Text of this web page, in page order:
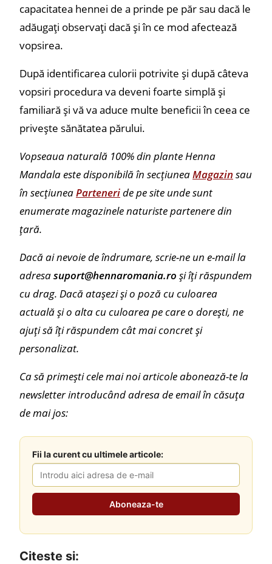
capacitatea hennei de a prinde pe păr sau dacă le
adăugați observați dacă și în ce mod afectează
vopsirea.
După identificarea culorii potrivite și după câteva
vopsiri procedura va deveni foarte simplă și
familiară și vă va aduce multe beneficii în ceea ce
privește sănătatea părului.
Vopseaua naturală 100% din plante Henna
Mandala este disponibilă în secțiuneaMagazin sau
în secțiuneaParteneride pe site unde sunt
enumerate magazinele naturiste partenere din
țară.
Dacă ai nevoie de îndrumare, scrie-ne un e-mail la
adresasuport@hennaromania.ro și îți răspundem
cu drag. Dacă atașezi și o poză cu culoarea
actuală și o alta cu culoarea pe care o dorești, ne
ajuți să îți răspundem cât mai concret și
personalizat.
Ca să primești cele mai noi articole abonează-te la
newsletter introducând adresa de email în căsuța
de mai jos:
Fii la curent cu ultimele articole:
Citeste si: